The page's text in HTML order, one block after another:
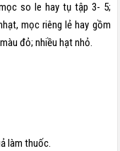
so le hay tụ tập 3- 5;
mọc riêng lẻ hay gồm
đỏ; nhiều hạt nhỏ.
làm thuốc.